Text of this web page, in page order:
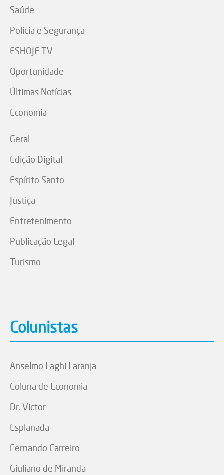
Saúde
Polícia e Segurança
ESHOJE TV
Oportunidade
Últimas Notícias
Economia
Geral
Edição Digital
Espírito Santo
Justiça
Entretenimento
Publicação Legal
Turismo
Colunistas
Anselmo Laghi Laranja
Coluna de Economia
Dr. Victor
Esplanada
Fernando Carreiro
Giuliano de Miranda